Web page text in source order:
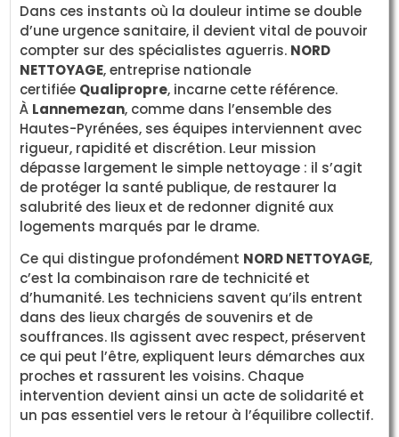
Dans ces instants où la douleur intime se double
d’une urgence sanitaire, il devient vital de pouvoir
compter sur des spécialistes aguerris. NORD
NETTOYAGE, entreprise nationale
certifiée Qualipropre, incarne cette référence.
À Lannemezan, comme dans l’ensemble des
Hautes-Pyrénées, ses équipes interviennent avec
rigueur, rapidité et discrétion. Leur mission
dépasse largement le simple nettoyage : il s’agit
de protéger la santé publique, de restaurer la
salubrité des lieux et de redonner dignité aux
logements marqués par le drame.
Ce qui distingue profondément NORD NETTOYAGE,
c’est la combinaison rare de technicité et
d’humanité. Les techniciens savent qu’ils entrent
dans des lieux chargés de souvenirs et de
souffrances. Ils agissent avec respect, préservent
ce qui peut l’être, expliquent leurs démarches aux
proches et rassurent les voisins. Chaque
intervention devient ainsi un acte de solidarité et
un pas essentiel vers le retour à l’équilibre collectif.